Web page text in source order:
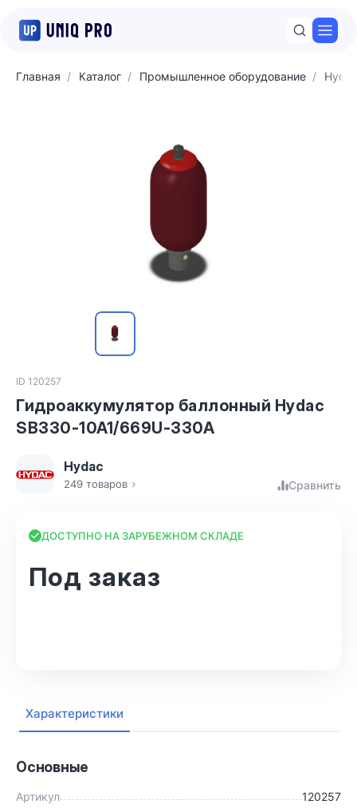
Главная Каталог Промышленное оборудование
ID 120257
Гидроаккумулятор баллонный Hydac
SB330-10A1/669U-330A
Hydac
249 товаров Сравнить
ДОСТУПНО НА ЗАРУБЕЖНОМ СКЛАДЕ
Под заказ
Характеристики
Основные
Артикул
120257